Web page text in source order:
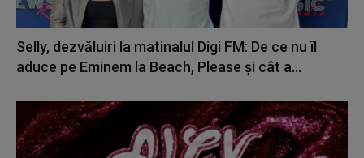
Selly, dezvăluiri la matinalul Digi FM: De ce nu îl
aduce pe Eminem la Beach, Please și cât a...